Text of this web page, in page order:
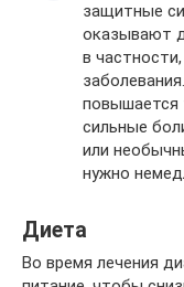
защитные
оказывают
в
повышается
сильные
или
нужно
Диета
Во время лечения